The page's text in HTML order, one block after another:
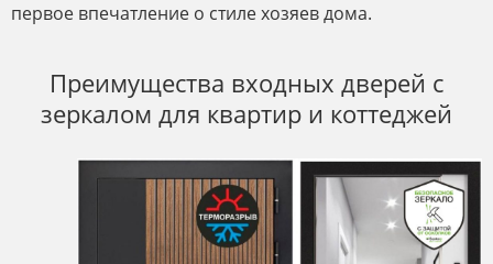
первое впечатление о стиле хозяев дома.
Преимущества входных дверей с
зеркалом для квартир и коттеджей